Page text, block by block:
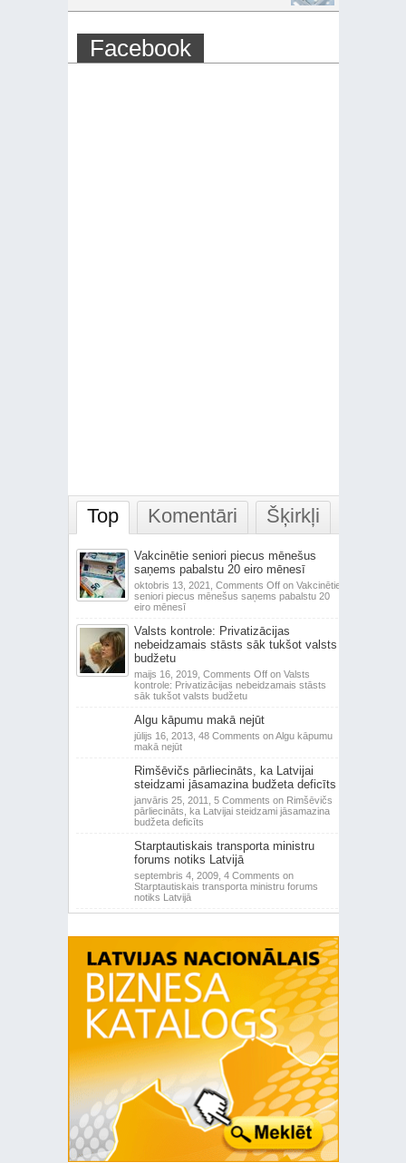
Facebook
Top Komentāri Šķirkļi
Vakcinētie seniori piecus mēnešus
saņems pabalstu 20 eiro mēnesī
oktobris 13, 2021, Comments Offon Vakcinētie
seniori piecus mēnešus saņems pabalstu 20
eiro mēnesī
Valsts kontrole: Privatizācijas
nebeidzamais stāsts sāk tukšot valsts
budžetu
maijs 16, 2019, Comments Offon Valsts
kontrole: Privatizācijas nebeidzamais stāsts
sāk tukšot valsts budžetu
Algu kāpumu makā nejūt
jūlijs 16, 2013, 48 Comments on Algu kāpumu
makā nejūt
Rimšēvičs pārliecināts, ka Latvijai
steidzami jāsamazina budžeta deficīts
janvāris 25, 2011, 5 Comments on Rimšēvičs
pārliecināts, ka Latvijai steidzami jāsamazina
budžeta deficīts
Starptautiskais transporta ministru
forums notiks Latvijā
septembris 4, 2009, 4 Comments on
Starptautiskais transporta ministru forums
notiks Latvijā